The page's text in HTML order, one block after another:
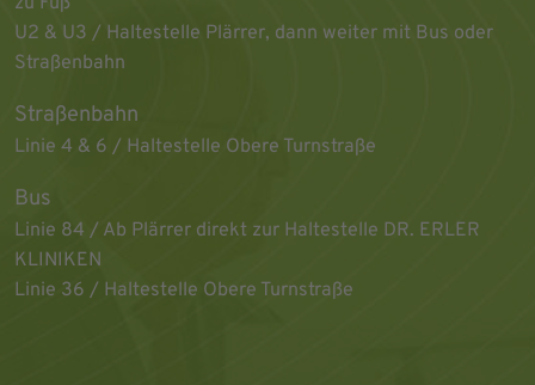
U2 & U3 / Haltestelle Plärrer, dann weiter mit Bus oder
Straßenbahn
Straßenbahn
Linie 4 & 6 / Haltestelle Obere Turnstraße
Bus
Linie 84 / Ab Plärrer direkt zur Haltestelle DR. ERLER
KLINIKEN
Linie 36 / Haltestelle Obere Turnstraße